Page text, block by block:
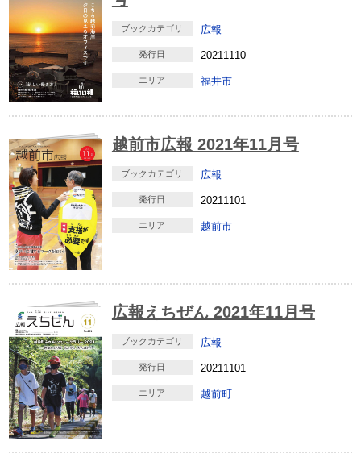
ブックカテゴリ 広報
発行日 20211110
エリア 福井市
越前市広報 2021年11月号
ブックカテゴリ 広報
発行日 20211101
エリア 越前市
広報えちぜん 2021年11月号
ブックカテゴリ 広報
発行日 20211101
エリア 越前町